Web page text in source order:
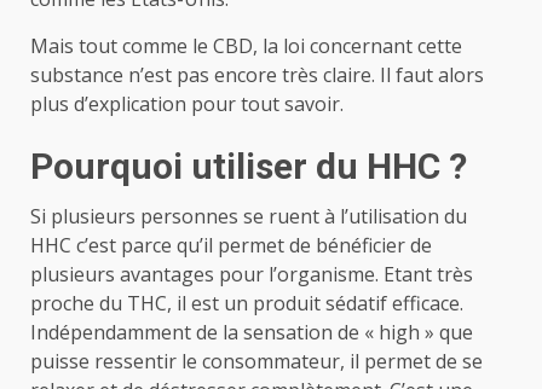
Mais tout comme le CBD, la loi concernant cette
substance n’est pas encore très claire. Il faut alors
plus d’explication pour tout savoir.
Pourquoi utiliser du HHC ?
Si plusieurs personnes se ruent à l’utilisation du
HHC c’est parce qu’il permet de bénéficier de
plusieurs avantages pour l’organisme. Etant très
proche du THC, il est un produit sédatif efficace.
Indépendamment de la sensation de « high » que
puisse ressentir le consommateur, il permet de se